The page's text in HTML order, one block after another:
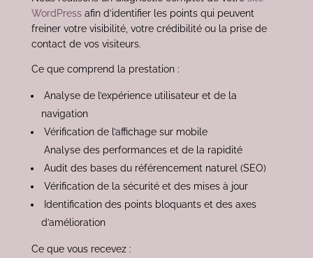
WordPressafin d’identifier les points qui peuvent
freiner votre visibilité, votre crédibilité ou la prise de
contact de vos visiteurs.
Ce que comprend la prestation :
Analyse de l’expérience utilisateur et de la
navigation
Vérification de l’affichage sur mobile
Analyse des performances et de la rapidité
Audit des bases du référencement naturel (SEO)
Vérification de la sécurité et des mises à jour
Identification des points bloquants et des axes
d’amélioration
Ce que vous recevez :